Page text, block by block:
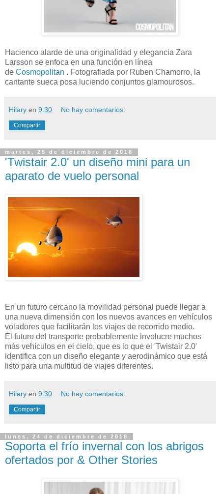
Hacienco alarde de una originalidad y elegancia Zara
Larsson se enfoca en una función en línea
de Cosmopolitan . Fotografiada por Ruben Chamorro, la
cantante sueca posa luciendo conjuntos glamourosos.
Hilary en 9:30 No hay comentarios:
Compartir
martes, 25 de diciembre de 2018
'Twistair 2.0' un diseño mini para un
aparato de vuelo personal
En un futuro cercano la movilidad personal puede llegar a
una nueva dimensión con los nuevos avances en vehículos
voladores que facilitarán los viajes de recorrido medio.
El futuro del transporte probablemente involucre muchos
más vehículos en el cielo, que es lo que el 'Twistair 2.0'
identifica con un diseño elegante y aerodinámico que está
listo para una multitud de viajes diferentes.
Hilary en 9:30 No hay comentarios:
Compartir
lunes, 24 de diciembre de 2018
Soporta el frío invernal con los abrigos
ofertados por & Other Stories